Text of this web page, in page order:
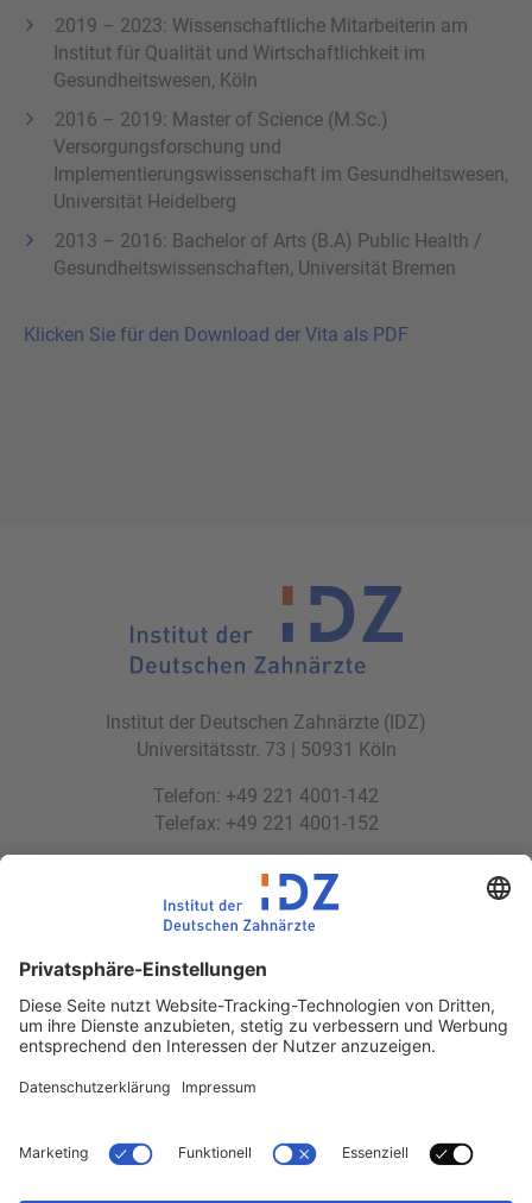
2019 – 2023: Wissenschaftliche Mitarbeiterin am
Institut für Qualität und Wirtschaftlichkeit im
Gesundheitswesen, Köln
2016 – 2019: Master of Science (M.Sc.)
Versorgungsforschung und
Implementierungswissenschaft im Gesundheitswesen,
Universität Heidelberg
2013 – 2016: Bachelor of Arts (B.A) Public Health /
Gesundheitswissenschaften, Universität Bremen
Klicken Sie für den Download der Vita als PDF
Institut der Deutschen Zahnärzte (IDZ)
Universitätsstr. 73 | 50931 Köln
Telefon: +49 221 4001-142
Telefax: +49 221 4001-152
idz(at)idz.institute
Web: www.idz.institute
Partnerseiten